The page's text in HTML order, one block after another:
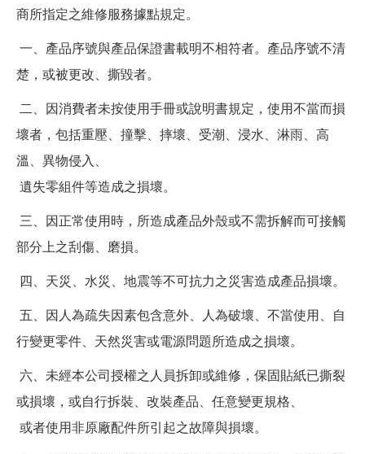
商所指定之維修服務據點規定。
一、產品序號與產品保證書載明不相符者。產品序號不清
楚，或被更改、撕毀者。
二、因消費者未按使用手冊或說明書規定，使用不當而損
壞者，包括重壓、撞擊、摔壞、受潮、浸水、淋雨、高
溫、異物侵入、
遺失零組件等造成之損壞。
三、因正常使用時，所造成產品外殼或不需拆解而可接觸
部分上之刮傷、磨損。
四、天災、水災、地震等不可抗力之災害造成產品損壞。
五、因人為疏失因素包含意外、人為破壞、不當使用、自
行變更零件、天然災害或電源問題所造成之損壞。
六、未經本公司授權之人員拆卸或維修，保固貼紙已撕裂
或損壞，或自行拆裝、改裝產品、任意變更規格、
或者使用非原廠配件所引起之故障與損壞。